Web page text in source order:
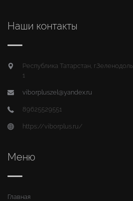
Наши контакты
Республика Татарстан,
1
viborpluszel@yandex.ru
89625529551
https://viborplus.ru/
Меню
Главная